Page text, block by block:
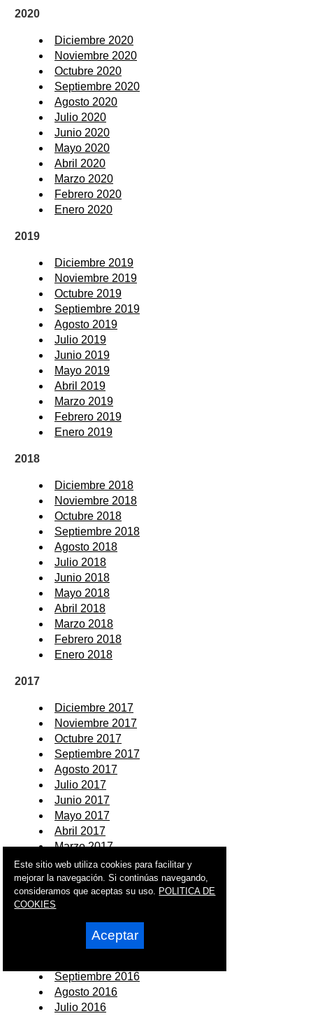
2020
Diciembre 2020
Noviembre 2020
Octubre 2020
Septiembre 2020
Agosto 2020
Julio 2020
Junio 2020
Mayo 2020
Abril 2020
Marzo 2020
Febrero 2020
Enero 2020
2019
Diciembre 2019
Noviembre 2019
Octubre 2019
Septiembre 2019
Agosto 2019
Julio 2019
Junio 2019
Mayo 2019
Abril 2019
Marzo 2019
Febrero 2019
Enero 2019
2018
Diciembre 2018
Noviembre 2018
Octubre 2018
Septiembre 2018
Agosto 2018
Julio 2018
Junio 2018
Mayo 2018
Abril 2018
Marzo 2018
Febrero 2018
Enero 2018
2017
Diciembre 2017
Noviembre 2017
Octubre 2017
Septiembre 2017
Agosto 2017
Julio 2017
Junio 2017
Mayo 2017
Abril 2017
Marzo 2017
Febrero 2017
Enero 2017
2016
Diciembre 2016
Noviembre 2016
Septiembre 2016
Agosto 2016
Julio 2016
Este sitio web utiliza cookies para facilitar y
mejorar la navegación. Si continúas navegando,
consideramos que aceptas su uso. POLITICA DE
COOKIES
Aceptar